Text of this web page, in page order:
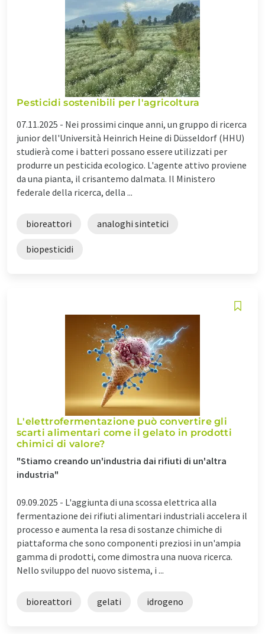
Pesticidi sostenibili per l'agricoltura
07.11.2025 - Nei prossimi cinque anni, un gruppo di ricerca
junior dell'Università Heinrich Heine di Düsseldorf (HHU)
studierà come i batteri possano essere utilizzati per
produrre un pesticida ecologico. L'agente attivo proviene
da una pianta, il crisantemo dalmata. Il Ministero
federale della ricerca, della ...
bioreattori analoghi sintetici
biopesticidi
L'elettrofermentazione può convertire gli
scarti alimentari come il gelato in prodotti
chimici di valore?
"Stiamo creando un'industria dai rifiuti di un'altra
industria"
09.09.2025 - L'aggiunta di una scossa elettrica alla
fermentazione dei rifiuti alimentari industriali accelera il
processo e aumenta la resa di sostanze chimiche di
piattaforma che sono componenti preziosi in un'ampia
gamma di prodotti, come dimostra una nuova ricerca.
Nello sviluppo del nuovo sistema, i ...
bioreattori gelati idrogeno